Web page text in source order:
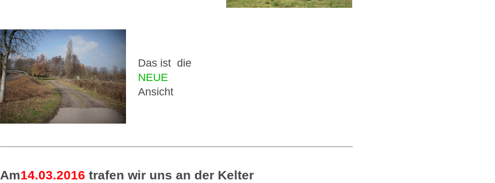
Das ist die
NEUE
Ansicht
Am14.03.2016 trafen wir uns an der Kelter